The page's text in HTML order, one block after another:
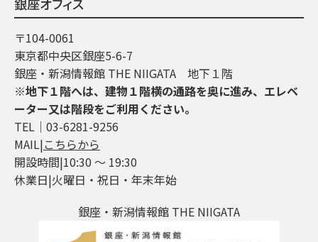
〒104-0061
東京都中央区銀座5-6-7
銀座・新潟情報館 THE NIIGATA 地下１階
※地下１階へは、建物１階横の通路を奥に進み、エレベ
ーター又は階段をご利用ください。
TEL│03-6281-9256
MAIL|こちらから
開設時間|10:30 ～ 19:30
休業日|火曜日・祝日・年末年始
銀座・新潟情報館 THE NIIGATA